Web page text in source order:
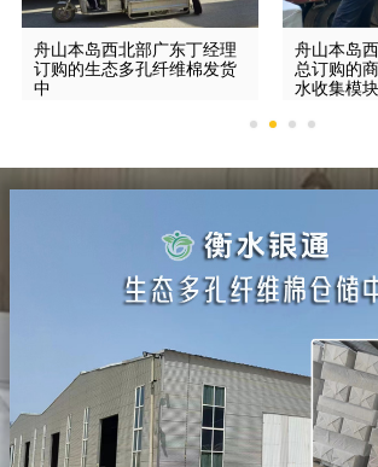
舟山本岛西北部广东丁经理
订购的生态多孔纤维棉发货
中
舟山本岛
总订购的
水收集模